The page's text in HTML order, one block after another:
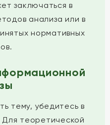
заключаться в
анализа или в
нормативных
тему, убедитесь в
Для теоретической